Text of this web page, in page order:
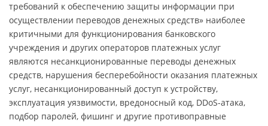
требований к обеспечению защиты информации при
осуществлении переводов денежных средств» наиболее
критичными для функционирования банковского
учреждения и других операторов платежных услуг
являются несанкционированные переводы денежных
средств, нарушения бесперебойности оказания платежных
услуг, несанкционированный доступ к устройству,
эксплуатация уязвимости, вредоносный код, DDoS-атака,
подбор паролей, фишинг и другие противоправные